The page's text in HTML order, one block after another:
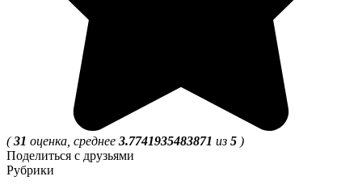
(31 оценка, среднее 3.7741935483871 из 5 )
Поделиться с друзьями
Рубрики